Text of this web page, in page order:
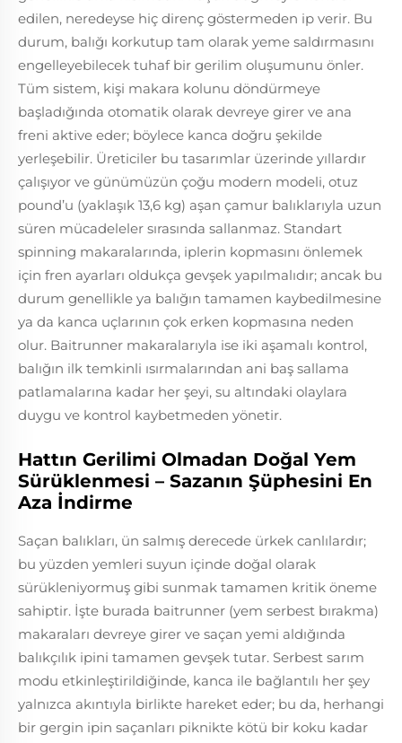
edilen, neredeyse hiç direnç göstermeden ip verir. Bu
durum, balığı korkutup tam olarak yeme saldırmasını
engelleyebilecek tuhaf bir gerilim oluşumunu önler.
Tüm sistem, kişi makara kolunu döndürmeye
başladığında otomatik olarak devreye girer ve ana
freni aktive eder; böylece kanca doğru şekilde
yerleşebilir. Üreticiler bu tasarımlar üzerinde yıllardır
çalışıyor ve günümüzün çoğu modern modeli, otuz
pound’u (yaklaşık 13,6 kg) aşan çamur balıklarıyla uzun
süren mücadeleler sırasında sallanmaz. Standart
spinning makaralarında, iplerin kopmasını önlemek
için fren ayarları oldukça gevşek yapılmalıdır; ancak bu
durum genellikle ya balığın tamamen kaybedilmesine
ya da kanca uçlarının çok erken kopmasına neden
olur. Baitrunner makaralarıyla ise iki aşamalı kontrol,
balığın ilk temkinli ısırmalarından ani baş sallama
patlamalarına kadar her şeyi, su altındaki olaylara
duygu ve kontrol kaybetmeden yönetir.
Hattın Gerilimi Olmadan Doğal Yem
Sürüklenmesi – Sazanın Şüphesini En
Aza İndirme
Saçan balıkları, ün salmış derecede ürkek canlılardır;
bu yüzden yemleri suyun içinde doğal olarak
sürükleniyormuş gibi sunmak tamamen kritik öneme
sahiptir. İşte burada baitrunner (yem serbest bırakma)
makaraları devreye girer ve saçan yemi aldığında
balıkçılık ipini tamamen gevşek tutar. Serbest sarım
modu etkinleştirildiğinde, kanca ile bağlantılı her şey
yalnızca akıntıyla birlikte hareket eder; bu da, herhangi
bir gergin ipin saçanları piknikte kötü bir koku kadar